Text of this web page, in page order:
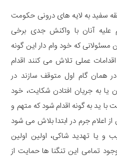
سفید به لایه های درونی حکومت
علیه آنان با واکنش جدی برخی
که خود وام دار این گونه
عملی تلاش می کنند اقدام
همان گام اول متوقف سازند در
یا به جریان افتادن شکایت، خود
با ید به گونه اقدام شود که متهم و
اعلام جرم در ابتدا بلاش می شود
و یا تهدید شاکی، اولین اولین
تمامی این تنگنا ها حمایت از